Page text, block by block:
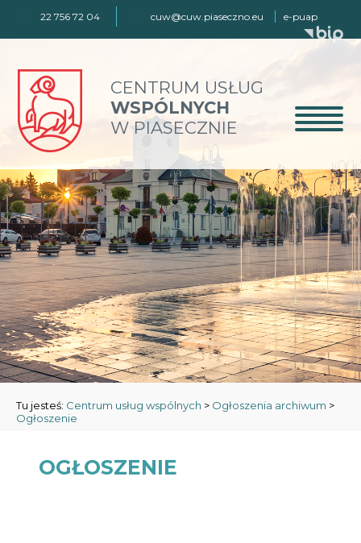
22 756 72 04 cuw@cuw.piaseczno.eu e-puap
CENTRUM USŁUG
WSPÓLNYCH
W PIASECZNIE
Tu jesteś: Centrum usług wspólnych > Ogłoszenia archiwum >
Ogłoszenie
OGŁOSZENIE